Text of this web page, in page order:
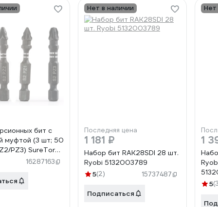
бит с
муфтой (3 шт; 50
PZ3) SureTorq
16287163
Нет в наличии
Последняя цена
1 181 ₽
Набор бит RAK28SDI 28 шт.
Ryobi 5132003789
5(2) 15737487
Подписаться
Нет
1
5